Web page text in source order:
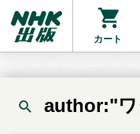
カート
author:"